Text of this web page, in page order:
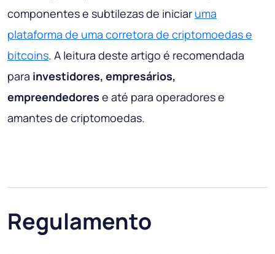
componentes e subtilezas de iniciar uma
plataforma de uma corretora de criptomoedas e
bitcoins. A leitura deste artigo é recomendada
para investidores, empresários,
empreendedores e até para operadores e
amantes de criptomoedas.
Regulamento